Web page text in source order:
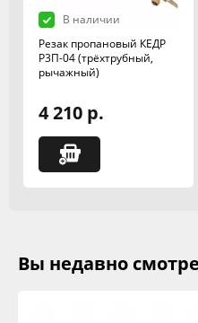
В наличии
Резак пропановый КЕДР
Р3П-04 (трёхтрубный,
рычажный)
4 210 р.
Вы недавно